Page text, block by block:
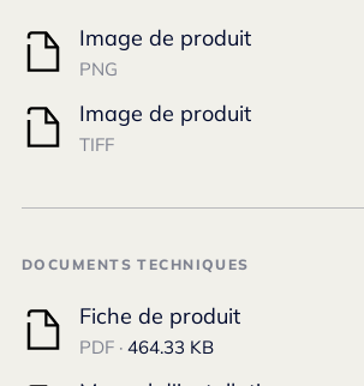
Image de produit
PNG
Image de produit
TIFF
DOCUMENTS TECHNIQUES
Fiche de produit
PDF · 464.33 KB